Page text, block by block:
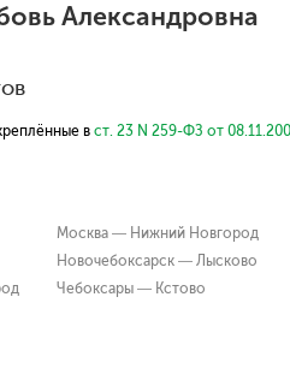
Александровна
в ст. 23 N 259-ФЗ от
Москва — Нижний Новгород
Новочебоксарск — Лысково
Чебоксары — Кстово